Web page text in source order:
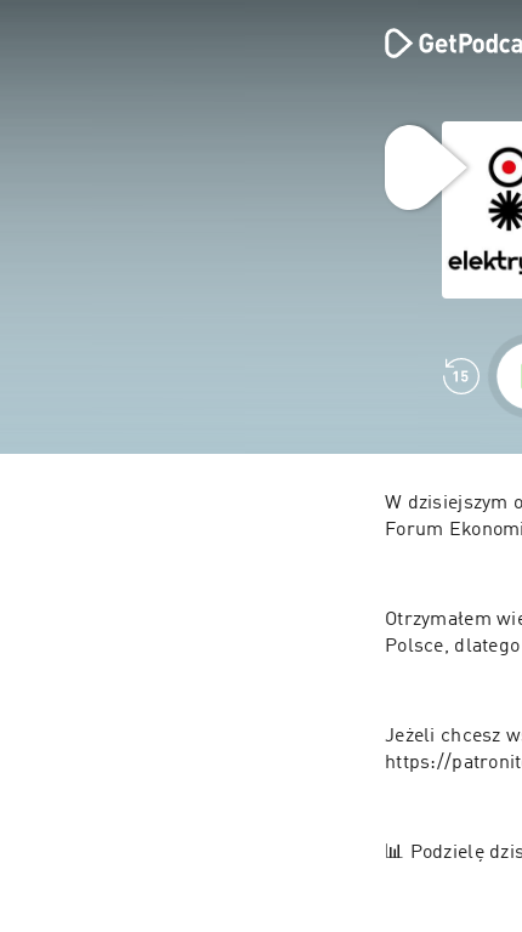
W dzisiejszym
Otrzymałem
Polsce,
Jeżeli chcesz
https://
📊 Podzielę